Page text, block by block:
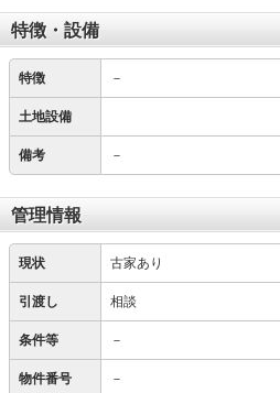
特徴・設備
特徴 －
土地設備
備考 －
管理情報
現状 古家あり
引渡し 相談
条件等 －
物件番号 －